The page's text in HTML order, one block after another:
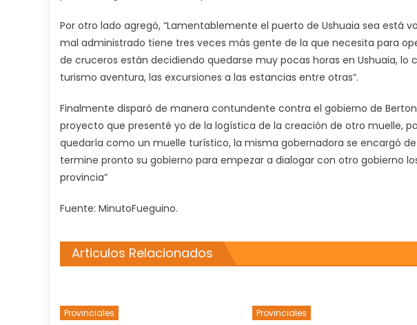
Por otro lado agregó, “Lamentablemente el puerto de Ushuaia sea está
mal administrado tiene tres veces más gente de la que necesita para
de cruceros están decidiendo quedarse muy pocas horas en Ushuaia,
turismo aventura, las excursiones a las estancias entre otras”.
Finalmente disparó de manera contundente contra el gobierno de
proyecto que presenté yo de la logística de la creación de otro muelle,
quedaría como un muelle turístico, la misma gobernadora se encargó
termine pronto su gobierno para empezar a dialogar con otro gobierno
provincia”
Fuente: MinutoFueguino.
Articulos Relacionados
Provinciales Provinciales